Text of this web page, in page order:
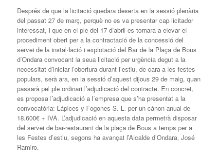
Després de que la licitació quedara deserta en la sessió plenària
del passat 27 de març, perquè no es va presentar cap licitador
interessat, i que en el ple del 17 d’abril es tornara a elevar el
procediment obert per a la contractació de la concessió del
servei de la instal·lació i explotació del Bar de la Plaça de Bous
d’Ondara convocant la seua licitació per urgència degut a la
necessitat d’iniciar l’obertura durant l’estiu, de cara a les festes
populars, serà ara, en la sessió d’aquest dijous 29 de maig, quan
passarà pel ple ordinari l’adjudicació del contracte. En concret,
es proposa l’adjudicació a l’empresa que s’ha presentat a la
convocatòria: Lápices y Fogones S. L. per un cànon anual de
18.600€ + IVA. L’adjudicació en aquesta data permetrà disposar
del servei de bar-restaurant de la plaça de Bous a temps per a
les Festes d’estiu, segons ha avançat l’Alcalde d’Ondara, José
Ramiro.